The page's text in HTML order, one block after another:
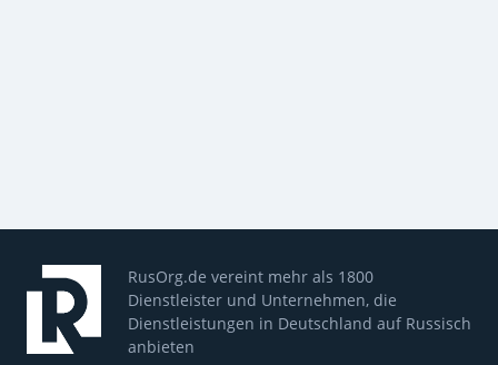
RusOrg.de vereint mehr als 1800
Dienstleister und Unternehmen, die
Dienstleistungen in Deutschland auf Russisch
anbieten